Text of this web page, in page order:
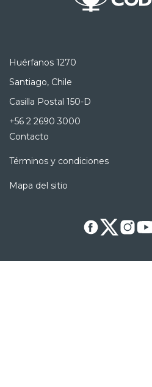
Huérfanos 1270
Santiago, Chile
Casilla Postal 150-D
+56 2 2690 3000
Contacto
Términos y condiciones
Mapa del sitio